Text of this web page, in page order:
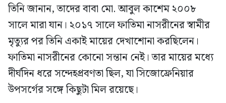
তিনি জানান, তাদের বাবা মো. আবুল কাশেম ২০০৮
সালে মারা যান। ২০১৭ সালে ফাতিমা নাসরীনের স্বামীর
মৃত্যুর পর তিনি একাই মায়ের দেখাশোনা করছিলেন।
ফাতিমা নাসরীনের কোনো সন্তান নেই। তার মায়ের মধ্যে
দীর্ঘদিন ধরে সন্দেহপ্রবণতা ছিল, যা সিজোফ্রেনিয়ার
উপসর্গের সঙ্গে কিছুটা মিল রয়েছে।